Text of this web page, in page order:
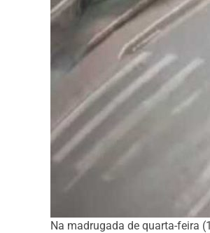
Na madrugada de quarta-feira